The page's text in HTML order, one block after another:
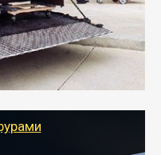
(по меньшей
быстро и
к новому месту
сохранности груза и